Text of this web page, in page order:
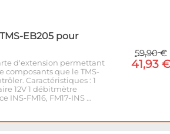
EB205 pour
d'extension permettant
que le TMS-
Caractéristiques : 1
12V 1 débitmètre
FM16, FM17-INS …
59,90 €
41,93 €